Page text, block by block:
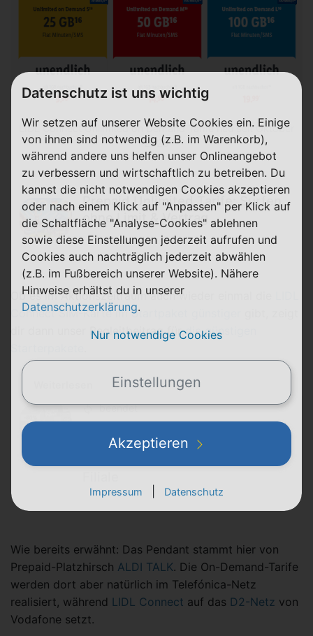
LIDL Connect Unlimited on Demand Tarife neu seit Oktober
2025
Prepaid Unlimited Tarife: Surfen
ohne Limit & Vertrag
Ob es im Aktionszeitraum auch wieder einmal die
Connect SIM-Karte im Startpaket günstiger
dir dann unser Begleitbeitrag fürdie günstigen
beendet
LIDL Connect Starterpaket
Aktion für 1,99 € vom 1.4.2026
Wie bereits erwähnt: Das Pendant stammt hier von
Prepaid-Platzhirsch ALDI TALK. Die On-Demand-Tarife
werden dort aber natürlich im Telefónica-Netz
realisiert, während LIDL Connect auf das D2-Netz von
Vodafone setzt.
Datenschutz ist uns wichtig
Wir setzen auf unserer Website Cookies ein. Einige
von ihnen sind notwendig (z.B. im Warenkorb),
während andere uns helfen unser Onlineangebot
zu verbessern und wirtschaftlich zu betreiben. Du
kannst die nicht notwendigen Cookies akzeptieren
oder nach einem Klick auf "Anpassen" per Klick auf
die Schaltfläche "Analyse-Cookies" ablehnen
sowie diese Einstellungen jederzeit aufrufen und
Cookies auch nachträglich jederzeit abwählen
(z.B. im Fußbereich unserer Website). Nähere
Hinweise erhältst du in unserer
Datenschutzerklärung.
Nur notwendige Cookies
Einstellungen
Akzeptieren
Impressum Datenschutz